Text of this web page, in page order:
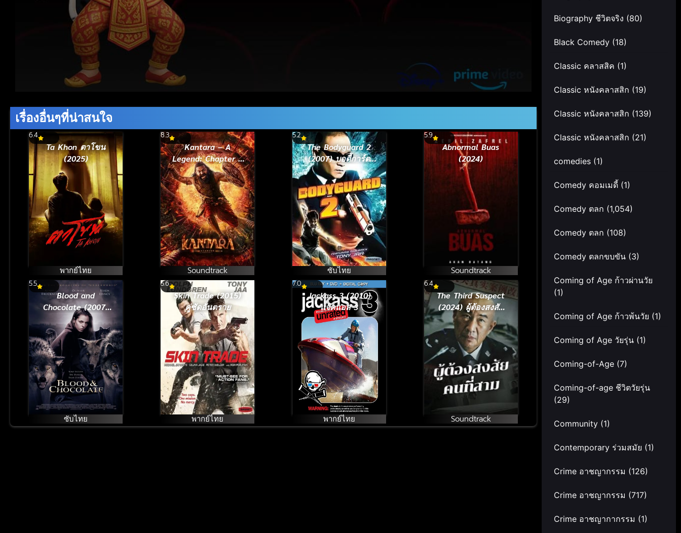
เรื่องอื่นๆที่น่าสนใจ
6.4
Ta Khon ตาโขน
(2025)
พากย์ไทย
8.3
Kantara – A
Legend: Chapter 1
(2025)
Soundtrack
5.2
The Bodyguard 2
(2007) บอดี้การ์ด
หน้าเหลี่ยม ภาค 2
ซับไทย
5.9
Abnormal Buas
(2024)
Soundtrack
5.5
Blood and
Chocolate (2007)
เจ้าสาวพันธุ์อสูร
ซับไทย
5.6
Skin Trade (2015)
คู่ซัดอันตราย
พากย์ไทย
7.0
Jackass 3 (2010)
แจ๊คแอส 3
พากย์ไทย
6.4
The Third Suspect
(2024) ผู้ต้องสงสัย
คนที่สาม
Soundtrack
Biography ชีวิตจริง (80)
Black Comedy (18)
Classic คลาสสิค (1)
Classic หนังคลาสสิก (19)
Classic หนังคลาสสิก (139)
Classic หนังคลาสสิก (21)
comedies (1)
Comedy คอมเมดี้ (1)
Comedy ตลก (1,054)
Comedy ตลก (108)
Comedy ตลกขบขัน (3)
Coming of Age ก้าวผ่านวัย
(1)
Coming of Age ก้าวพ้นวัย (1)
Coming of Age วัยรุ่น (1)
Coming-of-Age (7)
Coming-of-age ชีวิตวัยรุ่น
(29)
Community (1)
Contemporary ร่วมสมัย (1)
Crime อาชญากรรม (126)
Crime อาชญากรรม (717)
Crime อาชญากากรรม (1)